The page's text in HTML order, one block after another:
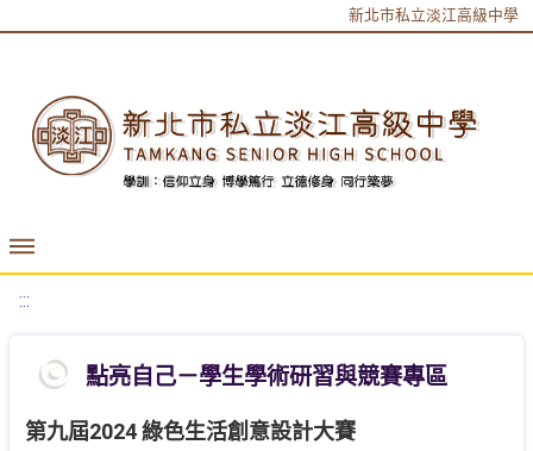
新北市私立淡江高級中學
:::
點亮自己－學生學術研習與競賽專區
第九屆2024 綠色生活創意設計大賽